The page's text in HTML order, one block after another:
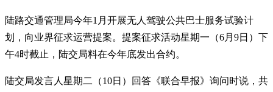
陆路交通管理局今年1月开展无人驾驶公共巴士服务试验计
划，向业界征求运营提案。提案征求活动星期一（6月9日）下
午4时截止，陆交局料在今年底发出合约。
陆交局发言人星期二（10日）回答《联合早报》询问时说，共